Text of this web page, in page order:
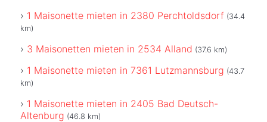
1 Maisonette mieten in 2380 Perchtoldsdorf (34.4
km)
3 Maisonetten mieten in 2534 Alland (37.6 km)
1 Maisonette mieten in 7361 Lutzmannsburg (43.7
km)
1 Maisonette mieten in 2405 Bad Deutsch-
Altenburg (46.8 km)